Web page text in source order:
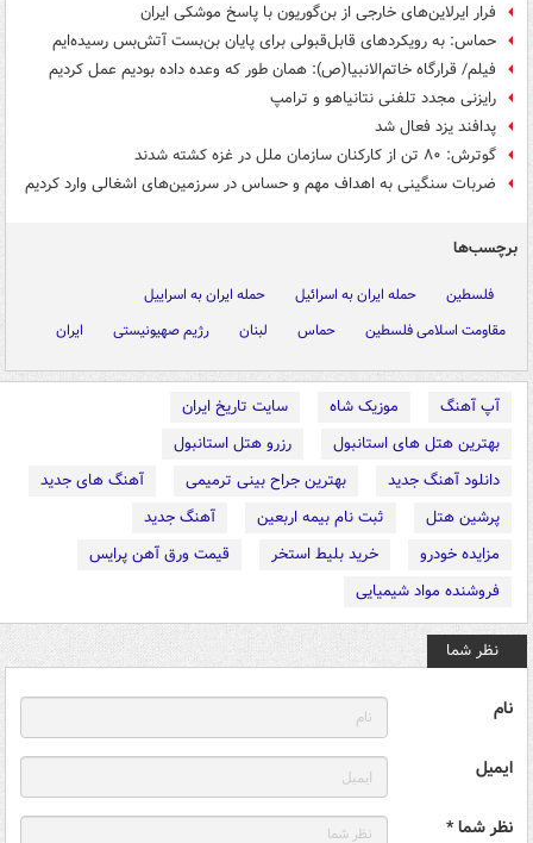
فرار ایرلاین‌های خارجی از بن‌گوریون با پاسخ موشکی ایران
حماس: به رویکردهای قابل‌قبولی برای پایان بن‌بست آتش‌بس رسیده‌ایم
فیلم/ قرارگاه خاتم‌الانبیا(ص): همان طور که وعده داده بودیم عمل کردیم
رایزنی مجدد تلفنی نتانیاهو و ترامپ
پدافند یزد فعال شد
گوترش: ۸۰ تن از کارکنان سازمان ملل در غزه کشته شدند
ضربات سنگینی به اهداف مهم و حساس در سرزمین‌های اشغالی وارد کردیم
برچسب‌ها
فلسطین حمله ایران به اسرائیل
حمله ایران به اسراییل
مقاومت اسلامی فلسطین
حماس لبنان رژیم صهیونیستی ایران
آپ آهنگ موزیک شاه
سایت تاریخ ایران
بهترین هتل های استانبول
رزرو هتل استانبول
دانلود آهنگ جدید
بهترین جراح بینی ترمیمی
آهنگ های جدید
پرشین هتل
ثبت نام بیمه اربعین
آهنگ جدید
مزایده خودرو
خرید بلیط استخر
قیمت ورق آهن پرایس
فروشنده مواد شیمیایی
نظر شما
نام
ایمیل
نظر شما *